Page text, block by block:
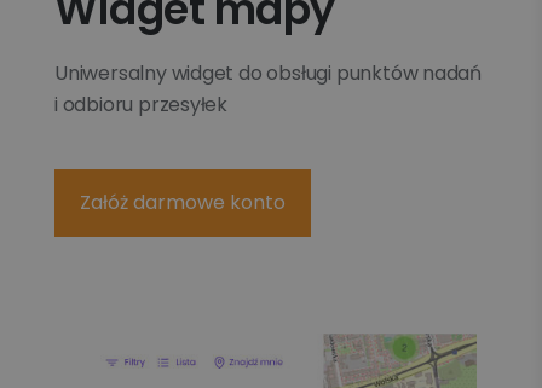
Uniwersalny widget do obsługi punktów nadań
i odbioru przesyłek
Załóż darmowe konto